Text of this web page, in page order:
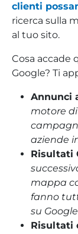
clienti
ricerca sulla
al tuo sito.
Cosa accade
Google? Ti
Annunci
motore
aziende
Risultati
mappa
fanno
su
Risultati